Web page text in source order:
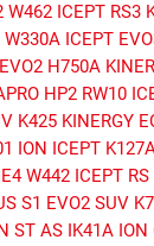
W462 ICEPT RS3
W330A ICEPT
H750A
HP2 RW10
K425 KINERGY
ION ICEPT
W442 ICEPT RS
S1 EVO2 SUV
ST AS IK41A ION